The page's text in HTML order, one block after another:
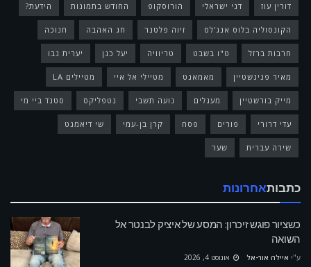
דורין עוז דני ישראלי הורוסקופ החודש בתמונות הידעת?
הקונסוליה בלוס אנג'לס זיוה פלטנר חג האהבה חנוכה
חרבות ברזל ט"ו בשבט טריוויה יעל כגן יערית נבו
מאיר פניגשטיין מאמאנט מטיילי אל איי מטיילים LA
מייק בורשטיין מעגלים נועה תשבי נטפליקס סטנד ביי מי
עדי דרורי פורים פסח קרן בן-עמי שי דיאמנט
שירה עברית שער
כתבותאחרונות
כשציור פוגש זיכרון: המסע של איציק לבנטר אל
השואה
ע"י איילה אור-אל אוגוסט 4, 2026